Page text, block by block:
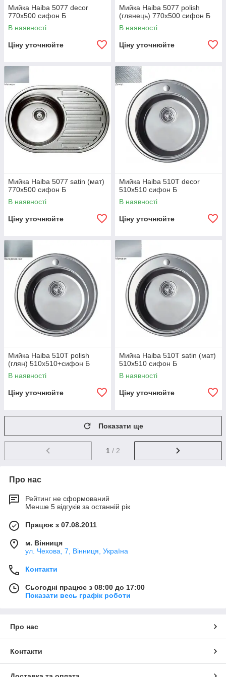
Мийка Haiba 5077 decor
770x500 сифон Б
В наявності
Ціну уточнюйте
Мийка Haiba 5077 polish
(глянець) 770x500 сифон Б
В наявності
Ціну уточнюйте
Мийка Haiba 5077 satin (мат)
770x500 сифон Б
В наявності
Ціну уточнюйте
Мийка Haiba 510T decor
510x510 сифон Б
В наявності
Ціну уточнюйте
Мийка Haiba 510T polish
(глян) 510x510+сифон Б
В наявності
Ціну уточнюйте
Мийка Haiba 510T satin (мат)
510x510 сифон Б
В наявності
Ціну уточнюйте
Показати ще
1 / 2
Про нас
Рейтинг не сформований
Менше 5 відгуків за останній рік
Працює з 07.08.2011
м. Вінниця
ул. Чехова, 7, Вінниця, Україна
Контакти
Сьогодні працює з 08:00 до 17:00
Показати весь графік роботи
Про нас
Контакти